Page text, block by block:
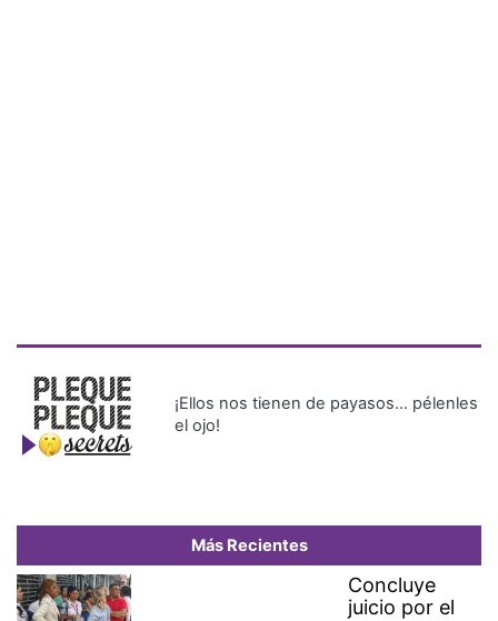
¡Ellos nos tienen de payasos… pélenles
el ojo!
Más Recientes
Concluye
juicio por el